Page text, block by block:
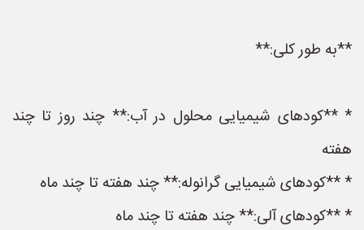
**به طور کلی:**
* **کودهای شیمیایی محلول در آب:** چند روز تا چند
هفته
* **کودهای شیمیایی گرانوله:** چند هفته تا چند ماه
* **کودهای آلی:** چند هفته تا چند ماه